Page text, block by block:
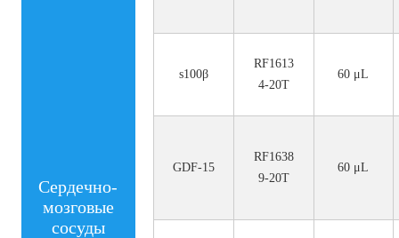
Сердечно-
мозговые
сосуды
s100β
RF1613
4-20T
60 μL
GDF-15
RF1638
9-20T
60 μL